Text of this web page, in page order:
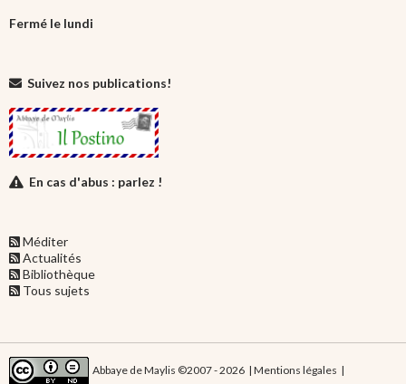
Fermé le lundi
Suivez nos publications!
En cas d'abus : parlez !
Méditer
Actualités
Bibliothèque
Tous sujets
Abbaye de Maylis ©2007 - 2026 | Mentions légales |